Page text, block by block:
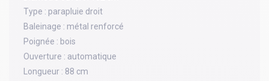
Type : parapluie droit
Baleinage : métal renforcé
Poignée : bois
Ouverture : automatique
Longueur : 88 cm